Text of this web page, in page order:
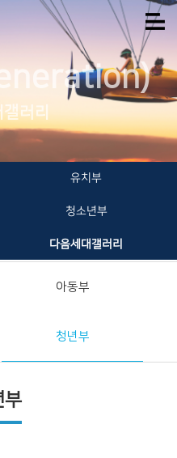
러리
유치부
청소년부
다음세대갤러리
아동부
청년부
부